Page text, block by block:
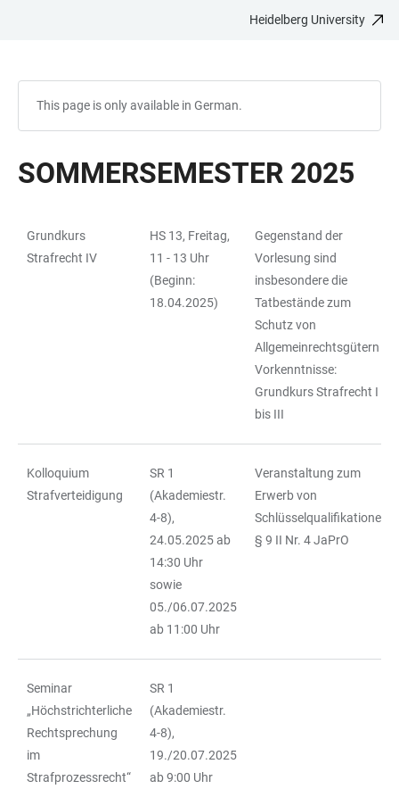
Heidelberg University
This page is only available in German.
SOMMERSEMESTER 2025
TABLE
Grundkurs
Strafrecht IV
HS 13, Freitag,
11 - 13 Uhr
(Beginn:
18.04.2025)
Gegenstand der
Vorlesung sind
insbesondere die
Tatbestände zum
Schutz von
Allgemeinrechtsgütern
Vorkenntnisse:
Grundkurs Strafrecht I
bis III
Kolloquium
Strafverteidigung
SR 1
(Akademiestr.
4-8),
24.05.2025 ab
14:30 Uhr
sowie
05./06.07.2025
ab 11:00 Uhr
Veranstaltung zum
Erwerb von
Schlüsselqualifikationen,
§ 9 II Nr. 4 JaPrO
Seminar
„Höchstrichterliche
Rechtsprechung
im
Strafprozessrecht“
SR 1
(Akademiestr.
4-8),
19./20.07.2025
ab 9:00 Uhr